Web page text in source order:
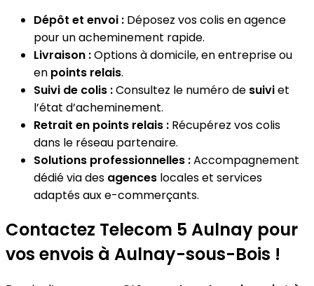
Dépôt et envoi : Déposez vos colis en agence
pour un acheminement rapide.
Livraison :Options à domicile, en entreprise ou
en points relais.
Suivi de colis :Consultez le numéro de suiviet
l’état d’acheminement.
Retrait en points relais : Récupérez vos colis
dans le réseau partenaire.
Solutions professionnelles :Accompagnement
dédié via des agences locales et services
adaptés aux e-commerçants.
Contactez Telecom 5 Aulnay pour
vos envois à Aulnay-sous-Bois !